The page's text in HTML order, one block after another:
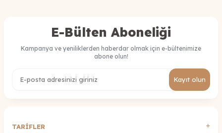
E-Bülten Aboneliği
Kampanya ve yeniliklerden haberdar olmak için e-bültenimize
abone olun!
Kayıt olun
TARİFLER